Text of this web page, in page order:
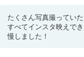
たくさん写真撮ってい
すべてインスタ映えで
慢しました！